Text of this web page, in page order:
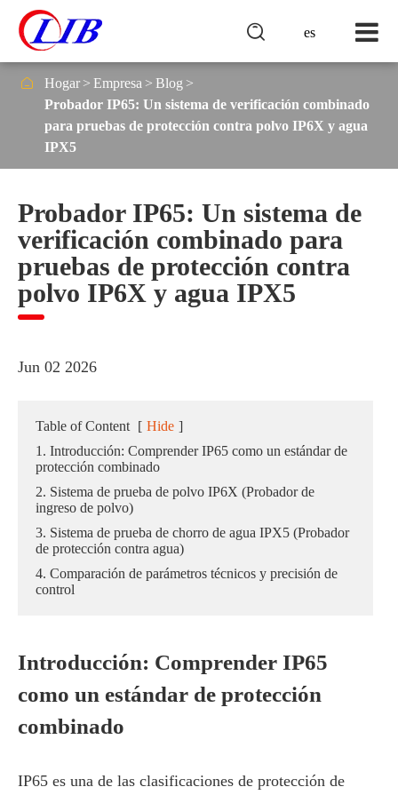
es

 Hogar Empresa
Blog
Probador IP65: Un sistema de verificación combinado
para pruebas de protección contra polvo IP6X y agua
IPX5
Probador IP65: Un sistema de
verificación combinado para
pruebas de protección contra
polvo IP6X y agua IPX5
Jun 02 2026
Table of Content [ Hide ]
1. Introducción: Comprender IP65 como un estándar de
protección combinado
2. Sistema de prueba de polvo IP6X (Probador de
ingreso de polvo)
3. Sistema de prueba de chorro de agua IPX5 (Probador
de protección contra agua)
4. Comparación de parámetros técnicos y precisión de
control
Introducción: Comprender IP65
como un estándar de protección
combinado
IP65 es una de las clasificaciones de protección de